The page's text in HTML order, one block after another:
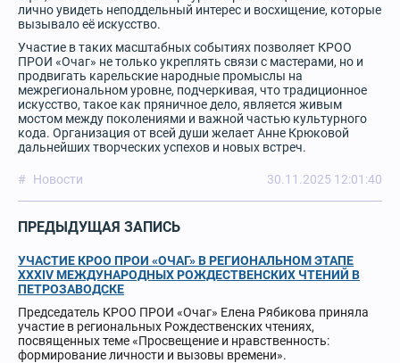
лично увидеть неподдельный интерес и восхищение, которые
вызывало её искусство.
Участие в таких масштабных событиях позволяет КРОО
ПРОИ «Очаг» не только укреплять связи с мастерами, но и
продвигать карельские народные промыслы на
межрегиональном уровне, подчеркивая, что традиционное
искусство, такое как пряничное дело, является живым
мостом между поколениями и важной частью культурного
кода. Организация от всей души желает Анне Крюковой
дальнейших творческих успехов и новых встреч.
Новости 30.11.2025 12:01:40
ПРЕДЫДУЩАЯ ЗАПИСЬ
УЧАСТИЕ КРОО ПРОИ «ОЧАГ» В РЕГИОНАЛЬНОМ ЭТАПЕ
XXXIV МЕЖДУНАРОДНЫХ РОЖДЕСТВЕНСКИХ ЧТЕНИЙ В
ПЕТРОЗАВОДСКЕ
Председатель КРОО ПРОИ «Очаг» Елена Рябикова приняла
участие в региональных Рождественских чтениях,
посвященных теме «Просвещение и нравственность:
формирование личности и вызовы времени».